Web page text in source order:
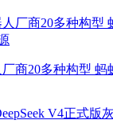
商20多种构型 蚂